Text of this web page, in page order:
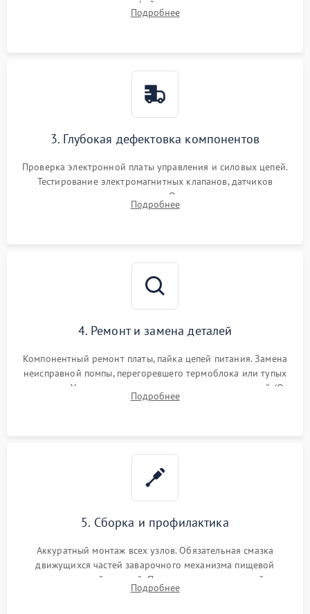
внутренних узлов от кофейных масел, жмыха и накипи.
Промывка дренажных каналов и фильтров с использованием
Подробнее
3. Глубокая дефектовка компонентов
Проверка электронной платы управления и силовых цепей.
Тестирование электромагнитных клапанов, датчиков
температуры и расходомера. Оценка степени износа
жерновов кофемолки, уплотнительных колец гидросистемы
Подробнее
4. Ремонт и замена деталей
Компонентный ремонт платы, пайка цепей питания. Замена
неисправной помпы, перегоревшего термоблока или тупых
жерновов. Установка новых силиконовых уплотнителей (O-
ring) и тефлоновых трубок для надежного устранения
Подробнее
5. Сборка и профилактика
Аккуратный монтаж всех узлов. Обязательная смазка
движущихся частей заварочного механизма пищевой
силиконовой смазкой. Проведение программной
декальцинации и очистки системы от кофейных масел.
Подробнее